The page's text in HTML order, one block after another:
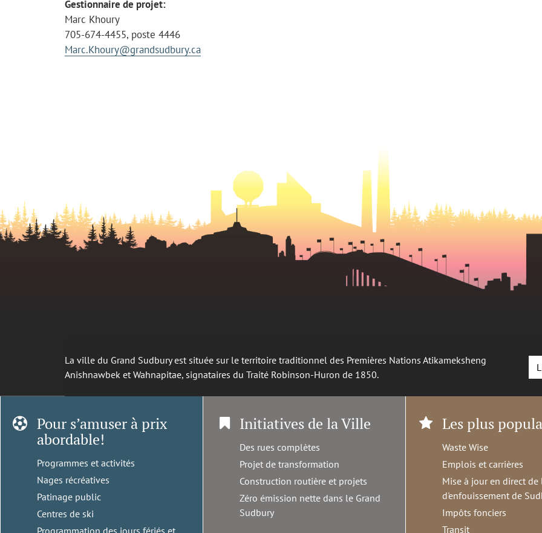
Gestionnaire de projet:
Marc Khoury
705-674-4455, poste 4446
Marc.Khoury@grandsudbury.ca
La ville du Grand Sudbury est située sur le territoire traditionnel des Premières Nations Atikameksheng
Anishnawbek et Wahnapitae, signataires du Traité Robinson-Huron de 1850.
Pour s’amuser à prix
abordable!
Programmes et activités
Nages récréatives
Patinage public
Centres de ski
Programmation des jours fériés et
Initiatives de la Ville
Des rues complètes
Projet de transformation
Construction routière et projets
Zéro émission nette dans le Grand
Sudbury
Les plus
Waste Wise
Emplois et carrières
Mise à jour en direct de
d'enfouissement de
Impôts fonciers
Transit